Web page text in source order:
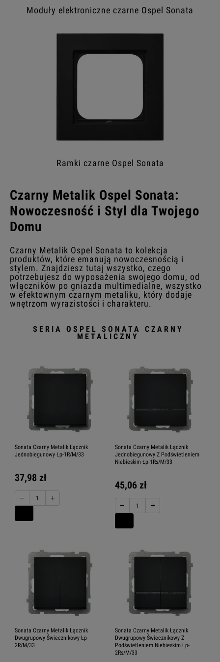
Moduły elektroniczne czarne Ospel Sonata
Ramki czarne Ospel Sonata
Czarny Metalik Ospel Sonata:
Nowoczesność i Styl dla Twojego
Domu
Czarny Metalik Ospel Sonata to kolekcja
produktów, które emanują nowoczesnością i
stylem. Znajdziesz tutaj wszystko, czego
potrzebujesz do wyposażenia swojego domu, od
włączników po gniazda multimedialne, wszystko
w efektownym czarnym metaliku, który dodaje
wnętrzom wyrazistości i charakteru.
SERIA OSPEL SONATA CZARNY
METALICZNY
Sonata Czarny Metalik Łącznik
Jednobiegunowy Łp-1R/M/33
37,98 zł
− +
Sonata Czarny Metalik Łącznik
Jednobiegunowy Z Podświetleniem
Niebieskim Łp-1Rs/M/33
45,06 zł
− +
Sonata Czarny Metalik Łącznik
Dwugrupowy Świecznikowy Łp-
2R/M/33
Sonata Czarny Metalik Łącznik
Dwugrupowy Świecznikowy Z
Podświetleniem Niebieskim Łp-
2Rs/M/33